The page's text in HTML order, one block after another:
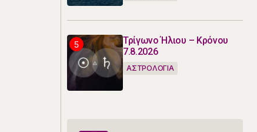
Τρίγωνο Ήλιου – Κρόνου
7.8.2026
ΑΣΤΡΟΛΟΓΙΑ